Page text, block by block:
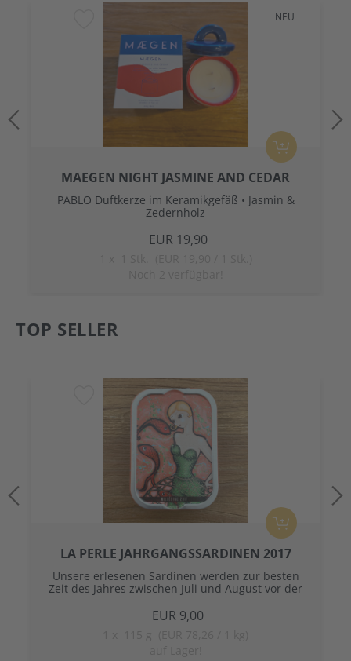
NEU
MAEGEN NIGHT JASMINE AND CEDAR
PABLO Duftkerze im Keramikgefäß • Jasmin &
Zedernholz
EUR 19,90
TOP SELLER
LA PERLE JAHRGANGSSARDINEN 2017
Unsere erlesenen Sardinen werden zur besten
Zeit des Jahres zwischen Juli und August vor der
gefangen, damit unsere kleinen blauen Fische
einen Fettgehalt von mehr als 12 % erreichen.
EUR 9,00